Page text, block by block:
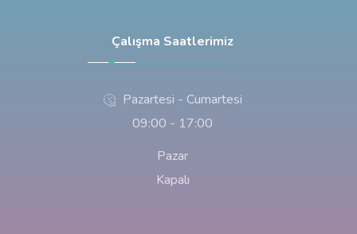
Çalışma Saatlerimiz
Pazartesi - Cumartesi
09:00 - 17:00
Pazar
Kapalı